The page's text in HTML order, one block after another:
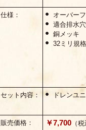
仕様：
オーバー
適合排水
銅メッキ
32ミリ規格
セット内容： ドレンユ
販売価格： ￥7,700 （